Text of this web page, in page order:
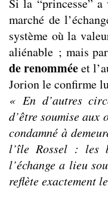
Si la “princesse”
marché de
système où la
aliénable ; mais
de renomméeet
Jorion le confirme
« En d’autres
d’être soumise
condamné à
l’île Rossel : les
l’échange a lieu
reflète exactement